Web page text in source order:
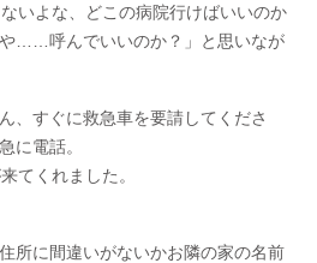
いよな、どこの病院行けばいいのか
……呼んでいいのか？」と思いなが
、すぐに救急車を要請してくださ
に電話。
てくれました。
所に間違いがないかお隣の家の名前